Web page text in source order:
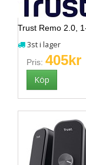
Trust Remo 2.0,
3st i lager
Pris: 405kr